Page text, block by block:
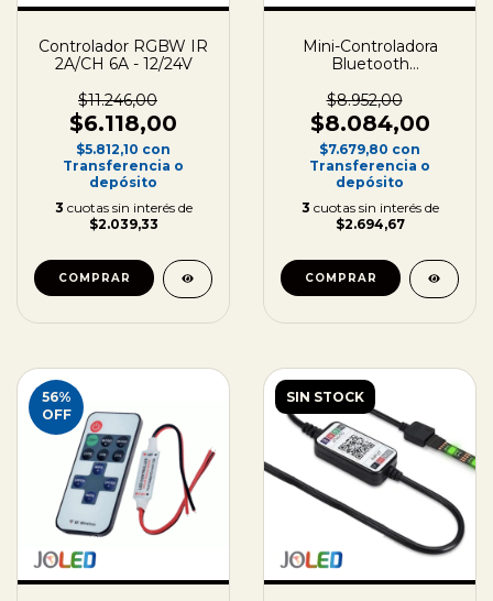
Controlador RGBW IR
2A/CH 6A - 12/24V
$11.246,00
$6.118,00
$5.812,10 con
Transferencia o
depósito
3 cuotas sin interés de
$2.039,33
Mini-Controladora
Bluetooth
12/24V
$8.952,00
$8.084,00
$7.679,80 con
Transferencia o
depósito
3 cuotas sin interés de
$2.694,67
56%
OFF
SIN STOCK